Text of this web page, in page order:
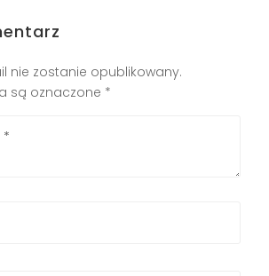
nie zostanie opublikowany.
są oznaczone *